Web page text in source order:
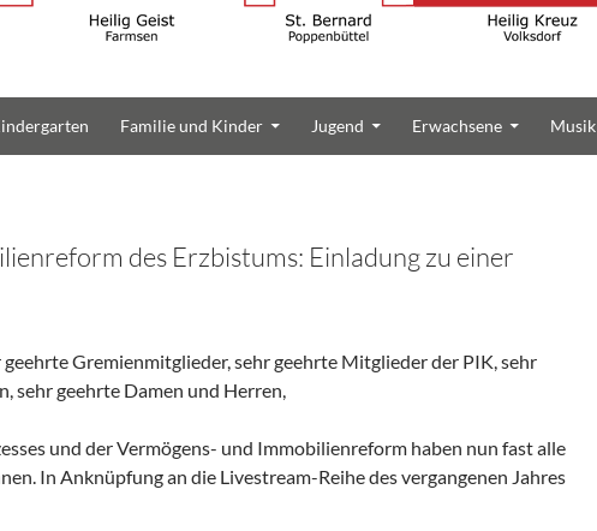
Familie und Kinder Jugend Erwachsene Musik
des Erzbistums: Einladung zu einer
Gremienmitglieder, sehr geehrte Mitglieder der PIK, sehr
sehr geehrte Damen und Herren,
und der Vermögens- und Immobilienreform haben nun fast alle
In Anknüpfung an die Livestream-Reihe des vergangenen Jahres